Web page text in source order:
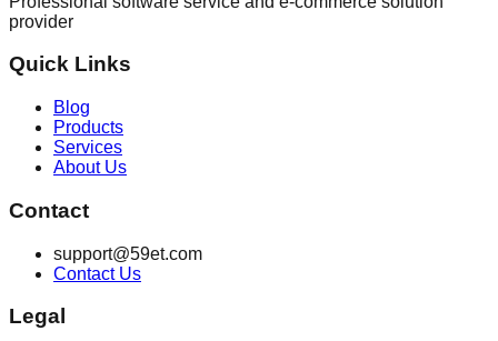
provider
Quick Links
Blog
Products
Services
About Us
Contact
support@59et.com
Contact Us
Legal